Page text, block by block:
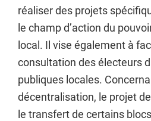
réaliser des projets
le champ d’action du
local. Il vise également à
consultation des électeurs
publiques locales.
décentralisation, le projet
le transfert de certains